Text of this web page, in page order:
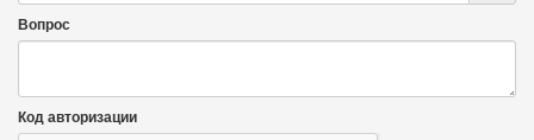
Вопрос
Код авторизации